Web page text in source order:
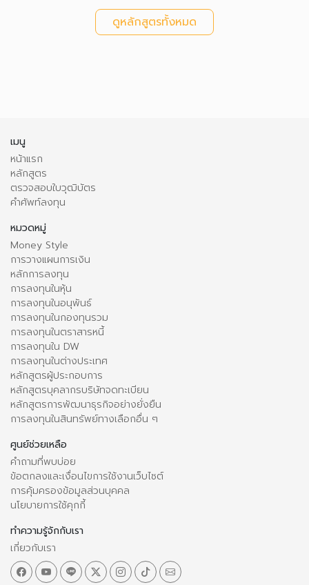
ดูหลักสูตรทั้งหมด
เมนู
หน้าแรก
หลักสูตร
ตรวจสอบใบวุฒิบัตร
คำศัพท์ลงทุน
หมวดหมู่
Money Style
การวางแผนการเงิน
หลักการลงทุน
การลงทุนในหุ้น
การลงทุนในอนุพันธ์
การลงทุนในกองทุนรวม
การลงทุนในตราสารหนี้
การลงทุนใน DW
การลงทุนในต่างประเทศ
หลักสูตรผู้ประกอบการ
หลักสูตรบุคลากรบริษัทจดทะเบียน
หลักสูตรการพัฒนาธุรกิจอย่างยั่งยืน
การลงทุนในสินทรัพย์ทางเลือกอื่น ๆ
ศูนย์ช่วยเหลือ
คำถามที่พบบ่อย
ข้อตกลงและเงื่อนไขการใช้งานเว็บไซต์
การคุ้มครองข้อมูลส่วนบุคคล
นโยบายการใช้คุกกี้
ทำความรู้จักกับเรา
เกี่ยวกับเรา